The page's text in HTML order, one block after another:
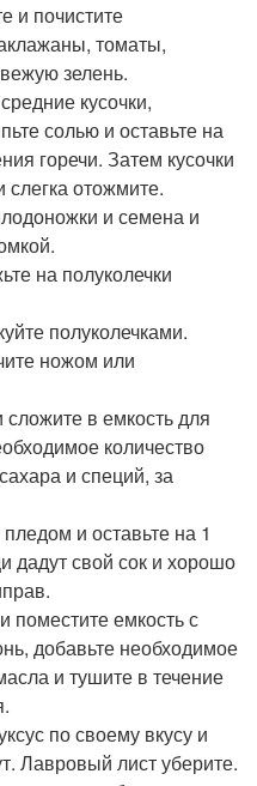
и почистите
томаты,
зелень.
кусочки,
солью и оставьте на
горечи. Затем кусочки
отожмите.
и семена и
на полуколечки
полуколечками.
ножом или
в емкость для
количество
и специй, за
и оставьте на 1
дадут свой сок и хорошо
поместите емкость с
добавьте необходимое
и тушите в течение
по своему вкусу и
Лавровый лист уберите.